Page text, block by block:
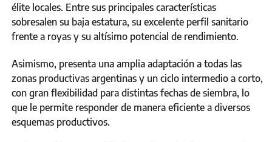
élite locales. Entre sus principales características
sobresalen su baja estatura, su excelente perfil sanitario
frente a royas y su altísimo potencial de rendimiento.
Asimismo, presenta una amplia adaptación a todas las
zonas productivas argentinas y un ciclo intermedio a corto,
con gran flexibilidad para distintas fechas de siembra, lo
que le permite responder de manera eficiente a diversos
esquemas productivos.